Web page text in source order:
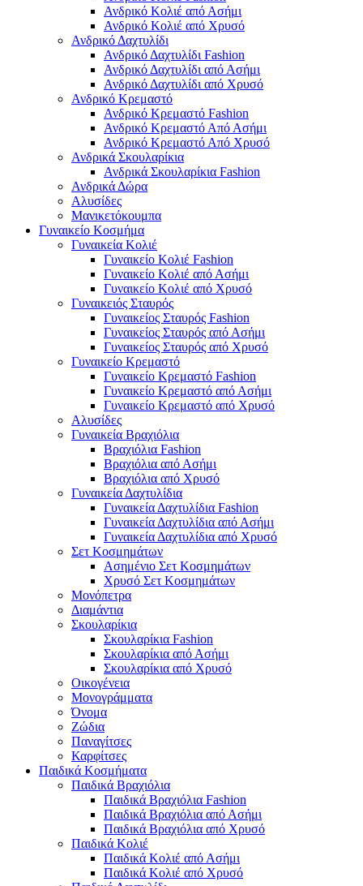
Ανδρικό Κολιέ από Ασήμι
Ανδρικό Κολιέ από Χρυσό
Ανδρικό Δαχτυλίδι
Ανδρικό Δαχτυλίδι Fashion
Ανδρικό Δαχτυλίδι από Ασήμι
Ανδρικό Δαχτυλίδι από Χρυσό
Ανδρικό Κρεμαστό
Ανδρικό Κρεμαστό Fashion
Ανδρικό Κρεμαστό Από Ασήμι
Ανδρικό Κρεμαστό Από Χρυσό
Ανδρικά Σκουλαρίκια
Ανδρικά Σκουλαρίκια Fashion
Ανδρικά Δώρα
Αλυσίδες
Μανικετόκουμπα
Γυναικείο Κοσμήμα
Γυναικεία Κολιέ
Γυναικείο Κολιέ Fashion
Γυναικείο Κολιέ από Ασήμι
Γυναικείο Κολιέ από Χρυσό
Γυναικειός Σταυρός
Γυναικείος Σταυρός Fashion
Γυναικείος Σταυρός από Ασήμι
Γυναικείος Σταυρός από Χρυσό
Γυναικείο Κρεμαστό
Γυναικείο Κρεμαστό Fashion
Γυναικείο Κρεμαστό από Ασήμι
Γυναικείο Κρεμαστό από Χρυσό
Αλυσίδες
Γυναικεία Βραχιόλια
Βραχιόλια Fashion
Βραχιόλια από Ασήμι
Βραχιόλια από Χρυσό
Γυναικεία Δαχτυλίδια
Γυναικεία Δαχτυλίδια Fashion
Γυναικεία Δαχτυλίδια από Ασήμι
Γυναικεία Δαχτυλίδια από Χρυσό
Σετ Κοσμημάτων
Ασημένιο Σετ Κοσμημάτων
Χρυσό Σετ Κοσμημάτων
Μονόπετρα
Διαμάντια
Σκουλαρίκια
Σκουλαρίκια Fashion
Σκουλαρίκια από Ασήμι
Σκουλαρίκια από Χρυσό
Οικογένεια
Μονογράμματα
Όνομα
Ζώδια
Παναγίτσες
Καρφίτσες
Παιδικά Κοσμήματα
Παιδικά Βραχιόλια
Παιδικά Βραχιόλια Fashion
Παιδικά Βραχιόλια από Ασήμι
Παιδικά Βραχιόλια από Χρυσό
Παιδικά Κολιέ
Παιδικά Κολιέ από Ασήμι
Παιδικά Κολιέ από Χρυσό